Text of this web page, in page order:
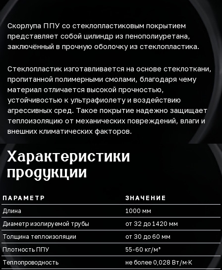
Скорлупа ППУ со стеклопластиковым покрытием
представляет собой цилиндр из пенополиуретана,
заключённый в прочную оболочку из стеклопластика.
Стеклопластик изготавливается на основе стеклоткани,
пропитанной полимерными смолами, благодаря чему
материал отличается высокой прочностью,
устойчивостью к ультрафиолету и воздействию
агрессивных сред. Такое покрытие надежно защищает
теплоизоляцию от механических повреждений, влаги и
внешних климатических факторов.
Характеристики
продукции
ПАРАМЕТР
ЗНАЧЕНИЕ
Длина
1000 мм
Диаметр изолируемой трубы
от 32 до 1420 мм
Толщина теплоизоляции
от 30 до 60 мм
Плотность ППУ
55-60 кг/м³
Теплопроводность
не более 0,028 Вт/м·К